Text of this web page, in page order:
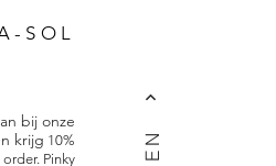
SOL
bij onze
krijg 10%
Pinky